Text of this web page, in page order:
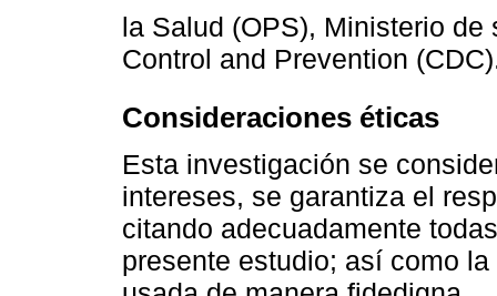
la Salud (OPS), Ministerio
Control and Prevention
Consideraciones éticas
Esta investigación se
intereses, se garantiza el
citando adecuadamente
presente estudio; así como